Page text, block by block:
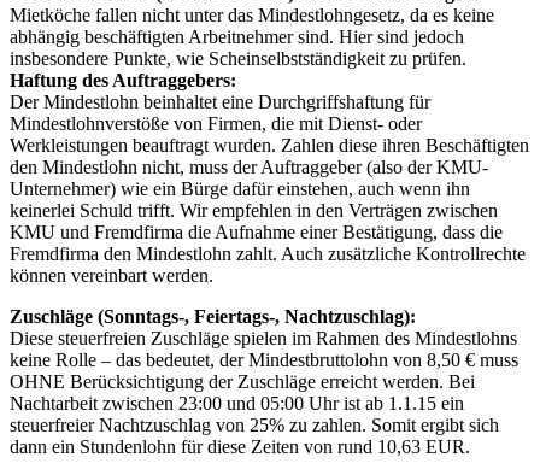
Mietköche fallen nicht unter das Mindestlohngesetz, da es keine
abhängig beschäftigten Arbeitnehmer sind. Hier sind jedoch
insbesondere Punkte, wie Scheinselbstständigkeit zu prüfen.
Haftung des Auftraggebers:
Der Mindestlohn beinhaltet eine Durchgriffshaftung für
Mindestlohnverstöße von Firmen, die mit Dienst- oder
Werkleistungen beauftragt wurden. Zahlen diese ihren Beschäftigten
den Mindestlohn nicht, muss der Auftraggeber (also der KMU-
Unternehmer) wie ein Bürge dafür einstehen, auch wenn ihn
keinerlei Schuld trifft. Wir empfehlen in den Verträgen zwischen
KMU und Fremdfirma die Aufnahme einer Bestätigung, dass die
Fremdfirma den Mindestlohn zahlt. Auch zusätzliche Kontrollrechte
können vereinbart werden.
Zuschläge (Sonntags-, Feiertags-, Nachtzuschlag):
Diese steuerfreien Zuschläge spielen im Rahmen des Mindestlohns
keine Rolle – das bedeutet, der Mindestbruttolohn von 8,50 € muss
OHNE Berücksichtigung der Zuschläge erreicht werden. Bei
Nachtarbeit zwischen 23:00 und 05:00 Uhr ist ab 1.1.15 ein
steuerfreier Nachtzuschlag von 25% zu zahlen. Somit ergibt sich
dann ein Stundenlohn für diese Zeiten von rund 10,63 EUR.